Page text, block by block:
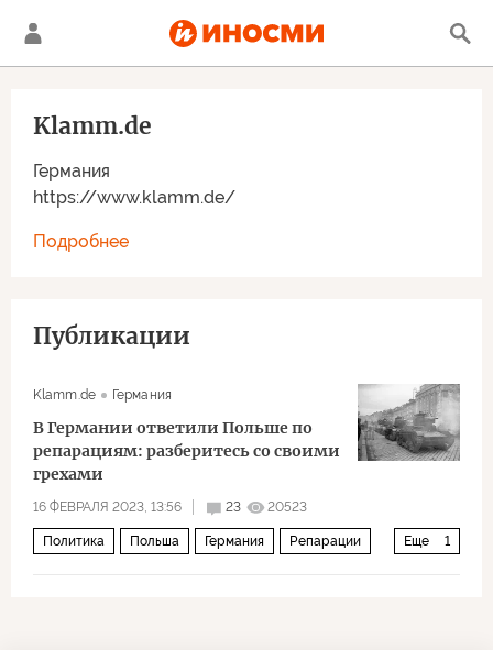
Германия
https://www.klamm.de/
Klamm.de
Подробнее
Публикации
Klamm.de Германия
В Германии ответили Польше по
репарациям: разберитесь со своими
грехами
16 ФЕВРАЛЯ 2023, 13:56 23 20523
Еще 1
Политика Польша Германия Репарации